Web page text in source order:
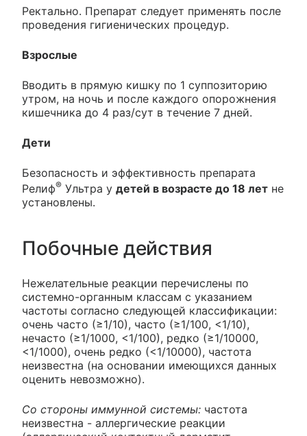
Ректально. Препарат следует применять после
проведения гигиенических процедур.
Взрослые
Вводить в прямую кишку по 1 суппозиторию
утром, на ночь и после каждого опорожнения
кишечника до 4 раз/сут в течение 7 дней.
Дети
Безопасность и эффективность препарата
Релиф® Ультра у детей в возрасте до 18 лет не
установлены.
Побочные действия
Нежелательные реакции перечислены по
системно-органным классам с указанием
частоты согласно следующей классификации:
очень часто (≥1/10), часто (≥1/100, <1/10),
нечасто (≥1/1000, <1/100), редко (≥1/10000,
<1/1000), очень редко (<1/10000), частота
неизвестна (на основании имеющихся данных
оценить невозможно).
Со стороны иммунной системы: частота
неизвестна - аллергические реакции